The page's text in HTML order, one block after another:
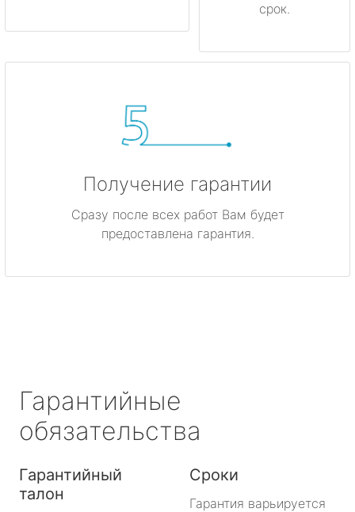
срок.
Получение гарантии
Сразу после всех работ Вам будет
предоставлена гарантия.
Гарантийные
обязательства
Гарантийный
талон
Сроки
Гарантия варьируется